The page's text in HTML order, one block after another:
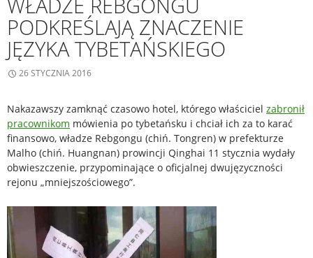
PODKREŚLAJĄ ZNACZENIE
JĘZYKA TYBETAŃSKIEGO
26 STYCZNIA 2016
Nakazawszy zamknąć czasowo hotel, którego właściciel zabronił
pracownikom mówienia po tybetańsku i chciał ich za to karać
finansowo, władze Rebgongu (chiń. Tongren) w prefekturze
Malho (chiń. Huangnan) prowincji Qinghai 11 stycznia wydały
obwieszczenie, przypominające o oficjalnej dwujęzyczności
rejonu „mniejszościowego”.